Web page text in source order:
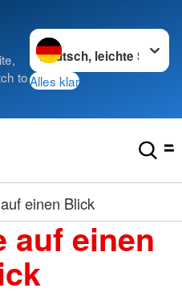
to
Sprache wechseln zu
Alles klar
einen Blick
auf einen